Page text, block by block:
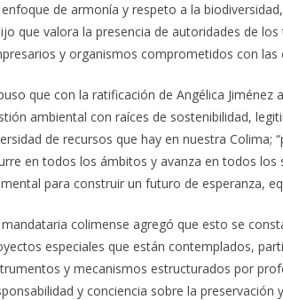
de armonía y respeto a la
que valora la presencia de autoridades de
y organismos comprometidos con las
que con la ratificación de Angélica
ambiental con raíces de sostenibilidad,
de recursos que hay en nuestra
en todos los ámbitos y avanza en todos
para construir un futuro de esperanza,
mandataria colimense agregó que esto se
especiales que están contemplados,
y mecanismos estructurados por
y conciencia sobre la preservación